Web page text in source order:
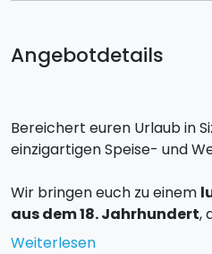
Angebotdetails
Bereichert euren Urlaub in
einzigartigen Speise- und
Wir bringen euch zu einem
aus dem 18. Jahrhundert,
beeindruckenden
Weiterlesen